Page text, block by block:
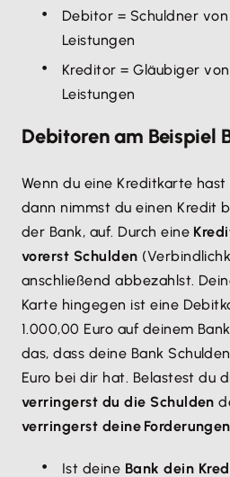
Debitor = Schuldner
Leistungen
Kreditor = Gläubiger
Leistungen
Debitoren am Beispiel
Wenn du eine Kreditkarte
dann nimmst du einen Kredit
der Bank, auf. Durch eine
vorerst Schulden
anschließend abbezahlst.
Karte hingegen ist eine
1.000,00 Euro auf deinem
das, dass deine Bank
Euro bei dir hat. Belastest du
verringerst du die Schulden
verringerst deine
Ist deine Bank dein